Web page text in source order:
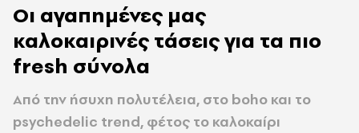
Οι αγαπημένες μας
καλοκαιρινές τάσεις για τα πιο
fresh σύνολα
Από την ήσυχη πολυτέλεια, στο boho και το
psychedelic trend, φέτος το καλοκαίρι